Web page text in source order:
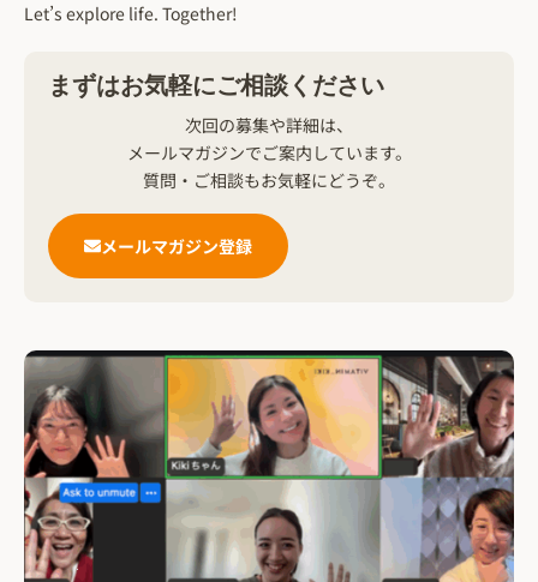
Let’s explore life. Together!
まずはお気軽にご相談ください
次回の募集や詳細は、
メールマガジンでご案内しています。
質問・ご相談もお気軽にどうぞ。
メールマガジン登録